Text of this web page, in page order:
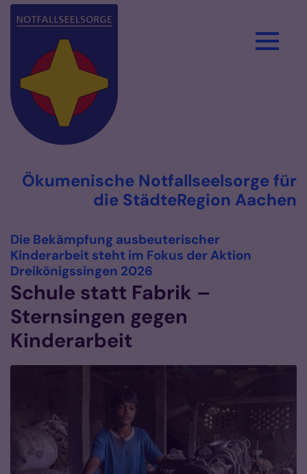
Zum Inhalt springen
Ökumenische Notfallseelsorge für
die StädteRegion Aachen
Die Bekämpfung ausbeuterischer
Kinderarbeit steht im Fokus der Aktion
Dreikönigssingen 2026
Schule statt Fabrik –
Sternsingen gegen
Kinderarbeit